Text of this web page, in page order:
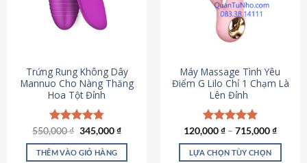
Trứng Rung Không Dây
Mannuo Cho Nàng Thăng
Hoa Tột Đỉnh
Được xếp
hạng4.81
5 sao
550,000₫ Giá
là:
550,000 ₫.
345,000₫Giá
tại
THÊM VÀO GIỎ HÀNG
Máy Massage Tình Yêu
Điểm G Lilo Chỉ 1 Chạm Là
Lên Đỉnh
Được xếp
hạng4.85
5 sao
120,000₫ – 715,000₫
LỰA CHỌN TÙY CHỌN